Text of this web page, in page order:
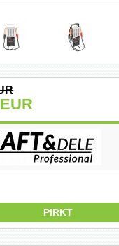
EUR
motoru (68)
(399)
un slīpēšanas
(27)
(20)